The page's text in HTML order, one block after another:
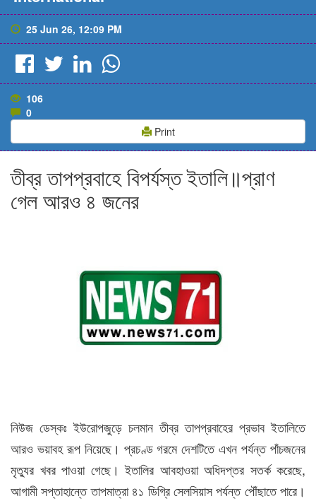
25 Jun 26, 12:09 PM
106
0
Print
তীব্র তাপপ্রবাহে বিপর্যস্ত ইতালি॥প্রাণ
গেল আরও ৪ জনের
নিউজ ডেস্কঃ ইউরোপজুড়ে চলমান তীব্র তাপপ্রবাহের প্রভাব ইতালিতে
আরও ভয়াবহ রূপ নিয়েছে। প্রচণ্ড গরমে দেশটিতে এখন পর্যন্ত পাঁচজনের
মৃত্যুর খবর পাওয়া গেছে। ইতালির আবহাওয়া অধিদপ্তর সতর্ক করেছে,
আগামী সপ্তাহান্তে তাপমাত্রা ৪১ ডিগ্রি সেলসিয়াস পর্যন্ত পৌঁছাতে পারে।